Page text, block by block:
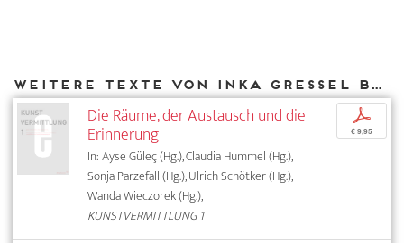
Weitere Texte von Inka Gressel bei DIAPHANES
Die Räume, der Austausch und die
Erinnerung
In: Ayse Güleç (Hg.), Claudia Hummel (Hg.),
Sonja Parzefall (Hg.), Ulrich Schötker (Hg.),
Wanda Wieczorek (Hg.),
KUNSTVERMITTLUNG 1
p
€ 9,95